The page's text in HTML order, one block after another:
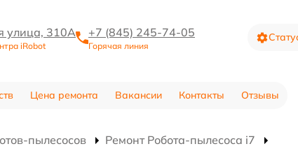
улица, 310А
iRobot
+7 (845) 245-74-05
Горячая линия
Цена ремонта Вакансии Контакты Отзывы
пылесосов
Ремонт Робота-пылесоса i7